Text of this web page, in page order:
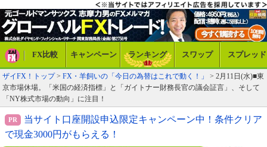
FX比較 キャンペーン ランキング スワップ スプレッド
ザイFX！トップ> FX・羊飼いの「今日の為替はこれで動く！」
> 2月11日(水)■東
京市場休場。「米国の経済指標」と「ガイトナー財務長官の議会証言」、そして
「NY株式市場の動向」に注目！
当サイト口座開設申込限定キャンペーン中！条件クリア
で現金3000円がもらえる！